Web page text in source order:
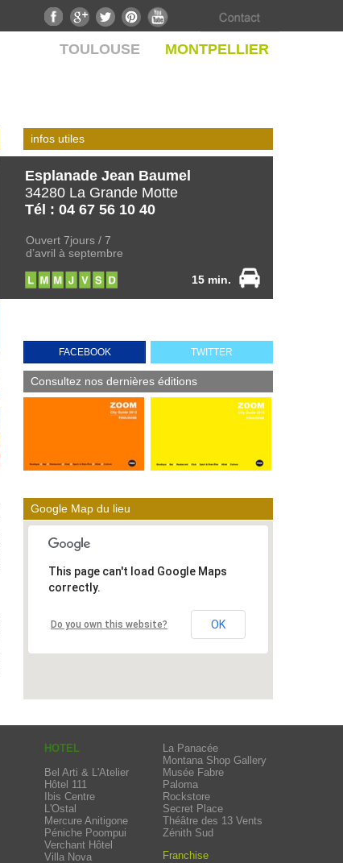
15 min.
Ouvert 7jours / 7
d’avril à septembre
Esplanade Jean Baumel
34280 La Grande Motte
Tél : 04 67 56 10 40
This page can't load Google Maps
correctly.
Do you own this website? OK
MONTPELLIER
TOULOUSE
TWITTER
FACEBOOK
Consultez nos dernières éditions
Google Map du lieu
infos utiles
Franchise
La Panacée
Montana Shop Gallery
Musée Fabre
Paloma
Rockstore
Secret Place
Théâtre des 13 Vents
Zénith Sud
HOTEL
Bel Arti & L'Atelier
Hôtel 111
Ibis Centre
L'Ostal
Mercure Anitigone
Péniche Poompui
Verchant Hôtel
Villa Nova